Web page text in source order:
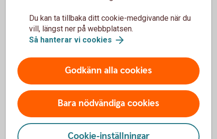
1134459340
Jämställd ekonomi – och
vägen dit!
Du kan ta tillbaka ditt cookie-medgivande när du
vill, längst ner på webbplatsen.
Så hanterar vi cookies
Godkänn alla cookies
Bara nödvändiga cookies
Cookie-inställningar